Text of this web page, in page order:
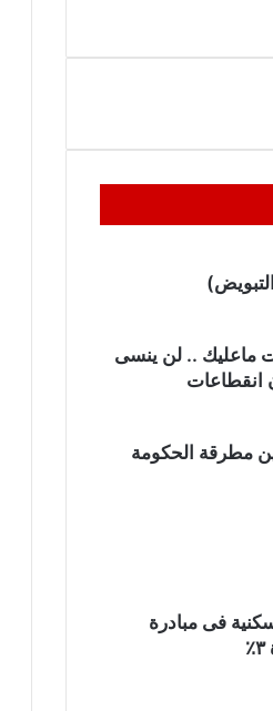
ماعليك .. لن ينسى
مطرقة الحكومة
فى مبادرة